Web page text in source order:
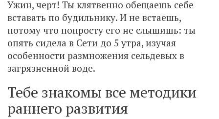
Ужин, черт! Ты клятвенно обещаешь себе
вставать по будильнику. И не встаешь,
потому что попросту его не слышишь: ты
опять сидела в Сети до 5 утра, изучая
особенности размножения сельдевых в
загрязненной воде.
Тебе знакомы все методики
раннего развития